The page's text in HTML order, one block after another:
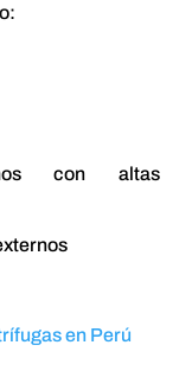
con altas
en Perú